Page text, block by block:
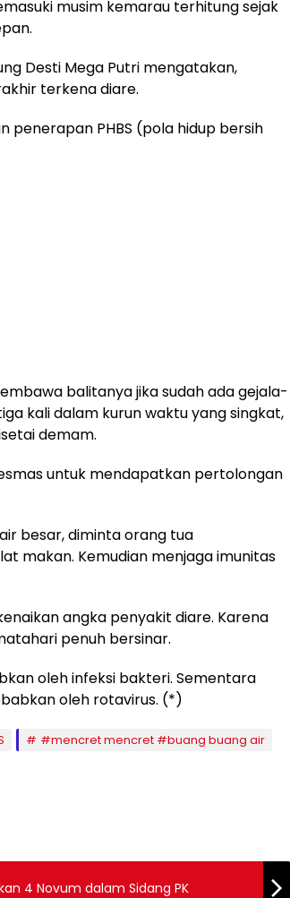
musim kemarau terhitung sejak
Desti Mega Putri mengatakan,
terkena diare.
penerapan PHBS (pola hidup bersih
balitanya jika sudah ada gejala-
kali dalam kurun waktu yang singkat,
demam.
untuk mendapatkan pertolongan
besar, diminta orang tua
makan. Kemudian menjaga imunitas
angka penyakit diare. Karena
penuh bersinar.
oleh infeksi bakteri. Sementara
oleh rotavirus. (*)
#mencret mencret #buang buang air
4 Novum dalam Sidang PK